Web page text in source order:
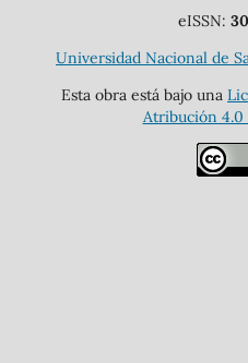
eISSN:
Universidad Nacional de
Esta obra está bajo una
Atribución